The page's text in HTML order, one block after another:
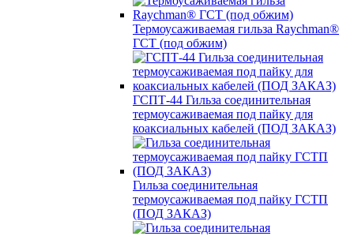
Термоусаживаемая гильза Raychman®
ГСТ (под обжим)
ГСПТ-44 Гильза соединительная
термоусаживаемая под пайку для
коаксиальных кабелей (ПОД ЗАКАЗ)
Гильза соединительная
термоусаживаемая под пайку ГСТП
(ПОД ЗАКАЗ)